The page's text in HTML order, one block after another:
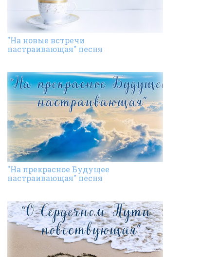
"На новые встречи
настраивающая" песня
"На прекрасное Будущее
настраивающая" песня